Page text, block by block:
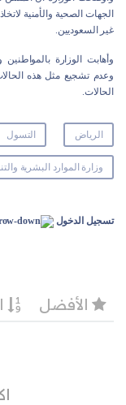
الجهات الصحية والأمنية
غير السعوديين.
وأهابت الوزارة
وعدم تشجيع مثل هذه
الحالات.
الرياض التسول
وزارة الموارد البشرية
تسجيل الدخول